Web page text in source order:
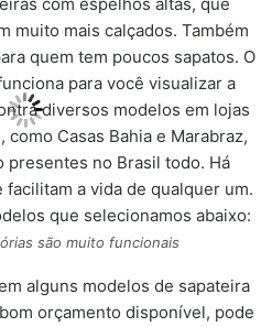
são muito funcionais
alguns modelos de sapateira
orçamento disponível, pode